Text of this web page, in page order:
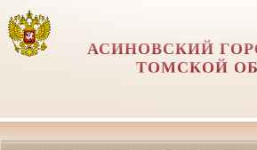
АСИНОВСКИЙ
ТОМСКОЙ